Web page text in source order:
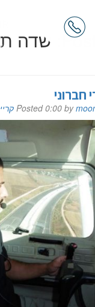
שדה
חברוני
Posted0:00 by